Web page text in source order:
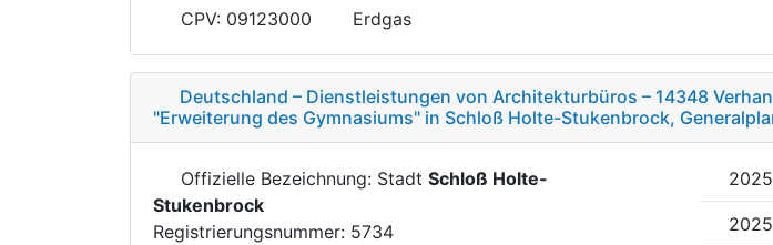
CPV: 09123000 Erdgas
Deutschland – Dienstleistungen von Architekturbüros – 14348
"Erweiterung des Gymnasiums" in Schloß Holte-Stukenbrock,
Offizielle Bezeichnung: Stadt Schloß Holte-
Stukenbrock
Registrierungsnummer: 5734